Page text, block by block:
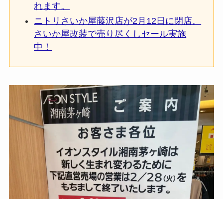
れます。
ニトリさいか屋藤沢店が2月12日に閉店。
さいか屋改装で売り尽くしセール実施
中！